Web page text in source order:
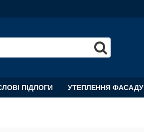
ПІДЛОГИ УТЕПЛЕННЯ ФАСАДУ